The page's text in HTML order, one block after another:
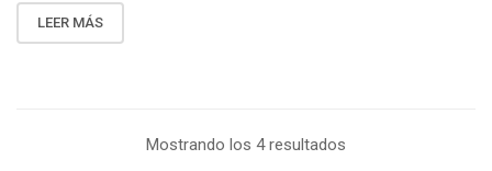
LEER MÁS
Mostrando los 4 resultados